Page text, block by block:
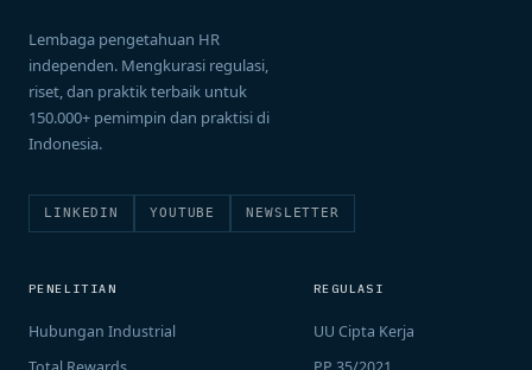
Lembaga pengetahuan HR
independen. Mengkurasi regulasi,
riset, dan praktik terbaik untuk
150.000+ pemimpin dan praktisi di
Indonesia.
LINKEDIN YOUTUBE NEWSLETTER
PENELITIAN
Hubungan Industrial
REGULASI
UU Cipta Kerja